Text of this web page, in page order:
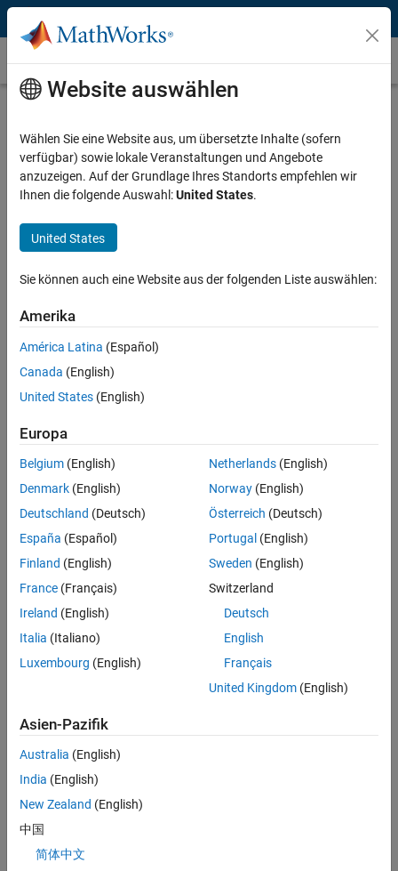
Weiter zum Inhalt
パワーエレクトロニクス
パワーエレクトロニクス（パワエレ）は、電力を適切な電圧や電流
に変換する技術です。パワエレは「電力工学」「制御工学」「エレ
クトロニクス（半導体工学）」の技術を組み合わせて電力変換を実
現します。この技術は家電製品、電気自動車、再生可能エネルギー
献しています。パワエレの代表的な役割として、下記の２つが挙げ
られます。
役割２：電力変換時のエネルギーロスの低減
役割１：電気エネルギーを適切な電力・電圧に変換
日本の家庭用コンセントからは交流(AC: Alternating Current)で電圧
実効値100Vの電気が供給されていますが、スマートフォンを充電す
のときスマートフォンの充電に適した電圧と電流に変換を行ってい
るのが電力変換器です。仮にスマートフォンに直接コンセントを繋
ーエレクトロニクス技術によって電気を適切に変換することで、電
気機器を安全に利用することができます。
図1: 電気エネルギーを適切な電力・電圧に変換
役割2：電力変換時のエネルギーロスの低減
パワエレ技術を用いることで、電力変換器はより少ない電力変換損
失で電力を所望の電圧・電流に変換することができます。仮に図の
左側で示すようにパワエレ技術を使わずにEVへの充電器を作ったと
Website auswählen
Wählen Sie eine Website aus, um übersetzte Inhalte (sofern
verfügbar) sowie lokale Veranstaltungen und Angebote
anzuzeigen. Auf der Grundlage Ihres Standorts empfehlen wir
Ihnen die folgende Auswahl:United States.
United States
Sie können auch eine Website aus der folgenden Liste auswählen:
Amerika
América Latina (Español)
Canada (English)
United States (English)
Europa
Belgium (English)
Denmark (English)
Deutschland (Deutsch)
España (Español)
Finland (English)
France (Français)
Ireland (English)
Italia (Italiano)
Luxembourg (English)
Netherlands(English)
Norway(English)
Österreich (Deutsch)
Portugal (English)
Sweden (English)
Switzerland
Deutsch
English
Français
United Kingdom(English)
Asien-Pazifik
Australia (English)
India (English)
New Zealand (English)
中国
简体中文